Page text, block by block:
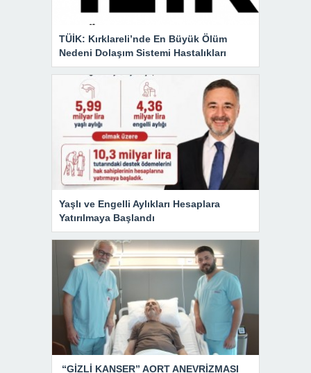
TÜİK: Kırklareli’nde En Büyük Ölüm
Nedeni Dolaşım Sistemi Hastalıkları
Yaşlı ve Engelli Aylıkları Hesaplara
Yatırılmaya Başlandı
“GİZLİ KANSER” AORT ANEVRİZMASI